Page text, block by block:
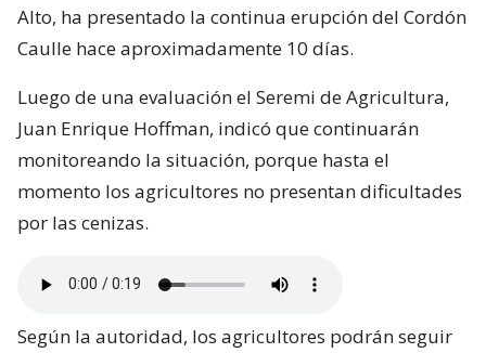
Alto, ha presentado la continua erupción del Cordón
Caulle hace aproximadamente 10 días.
Luego de una evaluación el Seremi de Agricultura,
Juan Enrique Hoffman, indicó que continuarán
monitoreando la situación, porque hasta el
momento los agricultores no presentan dificultades
por las cenizas.
Según la autoridad, los agricultores podrán seguir